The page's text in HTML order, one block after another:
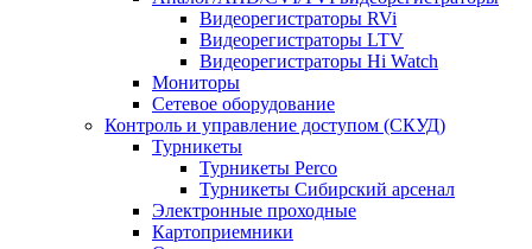
Видеорегистраторы RVi
Видеорегистраторы LTV
Видеорегистраторы Hi Watch
Мониторы
Сетевое оборудование
Контроль и управление доступом (СКУД)
Турникеты
Турникеты Perco
Турникеты Сибирский арсенал
Электронные проходные
Картоприемники